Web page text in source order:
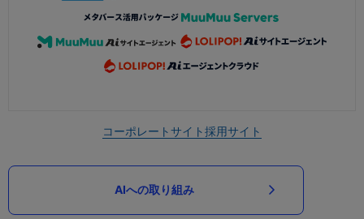
コーポレートサイト採用サイト
AIへの取り組み